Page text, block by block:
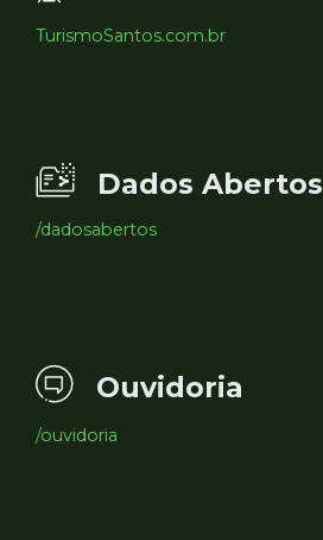
TurismoSantos.com.br
Dados Abertos
/dadosabertos
Ouvidoria
/ouvidoria